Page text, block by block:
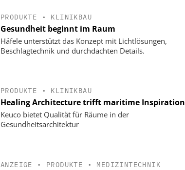
PRODUKTE • KLINIKBAU
Gesundheit beginnt im Raum
Häfele unterstützt das Konzept mit Lichtlösungen,
Beschlagtechnik und durchdachten Details.
PRODUKTE • KLINIKBAU
Healing Architecture trifft maritime Inspiration
Keuco bietet Qualität für Räume in der
Gesundheitsarchitektur
ANZEIGE • PRODUKTE • MEDIZINTECHNIK